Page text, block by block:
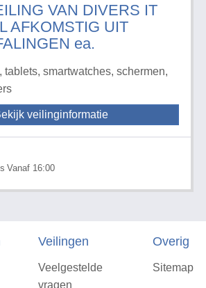
VAN DIVERS IT
AFKOMSTIG UIT
ea.
tablets, smartwatches, schermen,
veilinginformatie
Vanaf 16:00
Veilingen
Veelgestelde
vragen
Overig
Sitemap